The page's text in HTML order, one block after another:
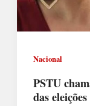
Nacional
PSTU
das